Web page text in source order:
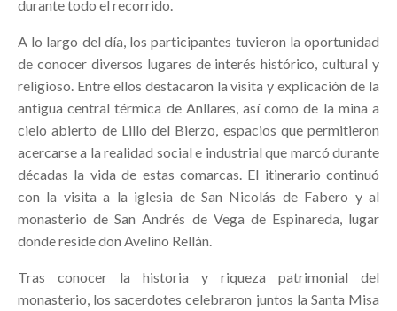
durante todo el recorrido.
A lo largo del día, los participantes tuvieron la oportunidad
de conocer diversos lugares de interés histórico, cultural y
religioso. Entre ellos destacaron la visita y explicación de la
antigua central térmica de Anllares, así como de la mina a
cielo abierto de Lillo del Bierzo, espacios que permitieron
acercarse a la realidad social e industrial que marcó durante
décadas la vida de estas comarcas. El itinerario continuó
con la visita a la iglesia de San Nicolás de Fabero y al
monasterio de San Andrés de Vega de Espinareda, lugar
donde reside don Avelino Rellán.
Tras conocer la historia y riqueza patrimonial del
monasterio, los sacerdotes celebraron juntos la Santa Misa